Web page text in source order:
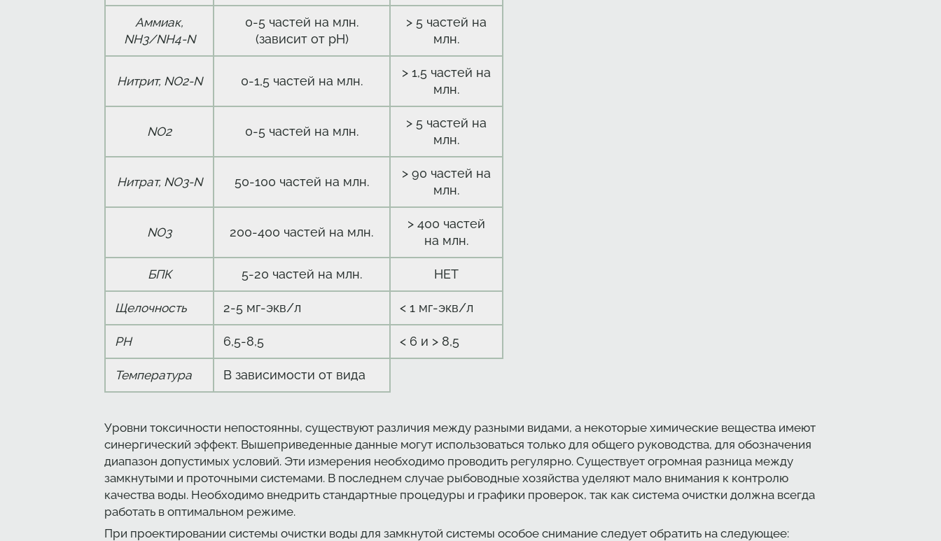
Аммиак,
NH3/NH4-N
0-5 частей на млн.
(зависит от pH)
> 5 частей на
млн.
Нитрит, NO2-N 0-1,5 частей на млн.
> 1,5 частей на
млн.
NO2 0-5 частей на млн.
> 5 частей на
млн.
Нитрат, NO3-N 50-100 частей на млн.
> 90 частей на
млн.
NO3 200-400 частей на млн.
> 400 частей
на млн.
БПК 5-20 частей на млн. НЕТ
Щелочность 2-5 мг-экв/л < 1 мг-экв/л
PH 6,5-8,5 < 6 и > 8,5
Температура В зависимости от вида
Уровни токсичности непостоянны, существуют различия между разными видами, а некоторые химические вещества имеют
синергический эффект. Вышеприведенные данные могут использоваться только для общего руководства, для обозначения
диапазон допустимых условий. Эти измерения необходимо проводить регулярно. Существует огромная разница между
замкнутыми и проточными системами. В последнем случае рыбоводные хозяйства уделяют мало внимания к контролю
качества воды. Необходимо внедрить стандартные процедуры и графики проверок, так как система очистки должна всегда
работать в оптимальном режиме.
При проектировании системы очистки воды для замкнутой системы особое снимание следует обратить на следующее: